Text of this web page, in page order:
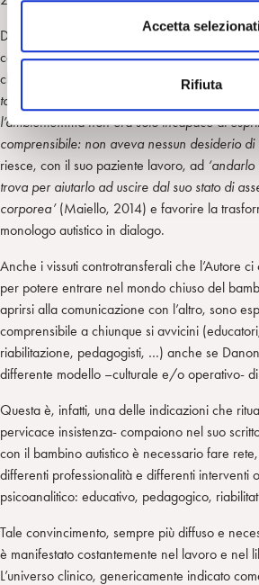
e
o
Accetta
Rifiuta
Danon-Boileau, con i suoi piccoli interventi,
contrastare la staticità della costante
che Melanie Klein descrive con il piccolo Dick:
totale mancanza di adattamento alla realtà e
l’ambiente…ma non era solo incapace di
comprensibile: non aveva nessun desiderio di
riesce, con il suo paziente lavoro, ad
trova per aiutarlo ad uscire dal suo stato di
corporea’(Maiello, 2014) e favorire la
monologo autistico in dialogo.
Anche i vissuti controtransferali che l’Autore
per potere entrare nel mondo chiuso del
aprirsi alla comunicazione con l’altro, sono
comprensibile a chiunque si avvicini
riabilitazione, pedagogisti, …) anche se
differente modello –culturale e/o operativo-
Questa è, infatti, una delle indicazioni che
pervicace insistenza- compaiono nel suo
con il bambino autistico è necessario fare
differenti professionalità e differenti interventi
psicoanalitico: educativo, pedagogico,
Tale convincimento, sempre più diffuso e
è manifestato costantemente nel lavoro e nel
L’universo clinico, genericamente indicato